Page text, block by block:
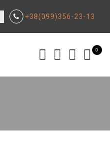
+38(099)356-23-13
0